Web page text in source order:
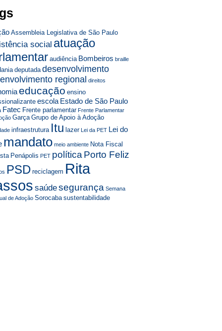
Assembleia Legislativa de São Paulo
social atuação
audiência Bombeiros braille
deputada desenvolvimento
regional direitos
educação ensino
escola Estado de São Paulo
Fatec Frente parlamentar Frente Parlamentar
Garça Grupo de Apoio à Adoção
infraestrutura Itu lazer Lei da PET Lei do
mandato meio ambiente Nota Fiscal
Penápolis PET política Porto Feliz
PSD reciclagem Rita
saúdesegurança Semana
de Adoção Sorocaba sustentabilidade